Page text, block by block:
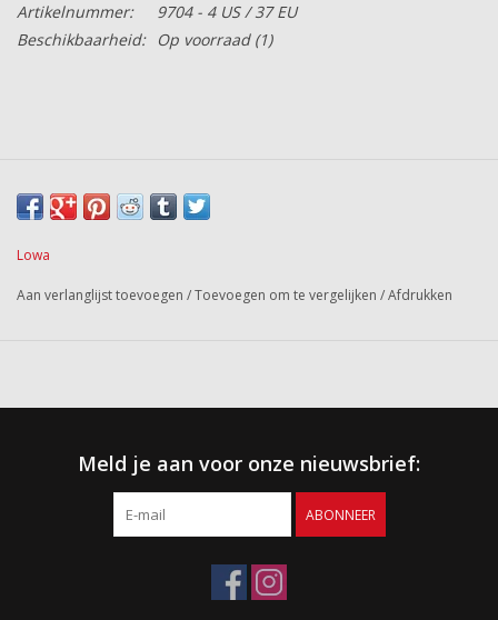
Artikelnummer:
9704 - 4 US / 37 EU
Beschikbaarheid:
Op voorraad(1)
Lowa
Aan verlanglijst toevoegen /Toevoegen om te vergelijken /Afdrukken
Meld je aan voor onze nieuwsbrief:
ABONNEER